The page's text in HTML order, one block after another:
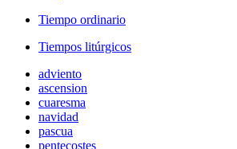
Tiempo ordinario
Tiempos litúrgicos
adviento
ascension
cuaresma
navidad
pascua
pentecostes